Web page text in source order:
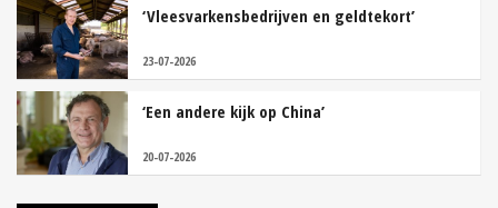
‘Vleesvarkensbedrijven en geldtekort’
23-07-2026
‘Een andere kijk op China’
20-07-2026